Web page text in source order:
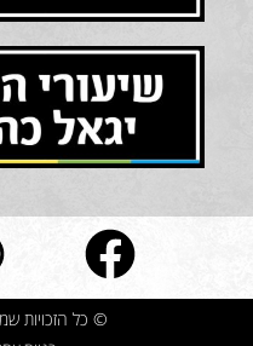
© כל הזכויות